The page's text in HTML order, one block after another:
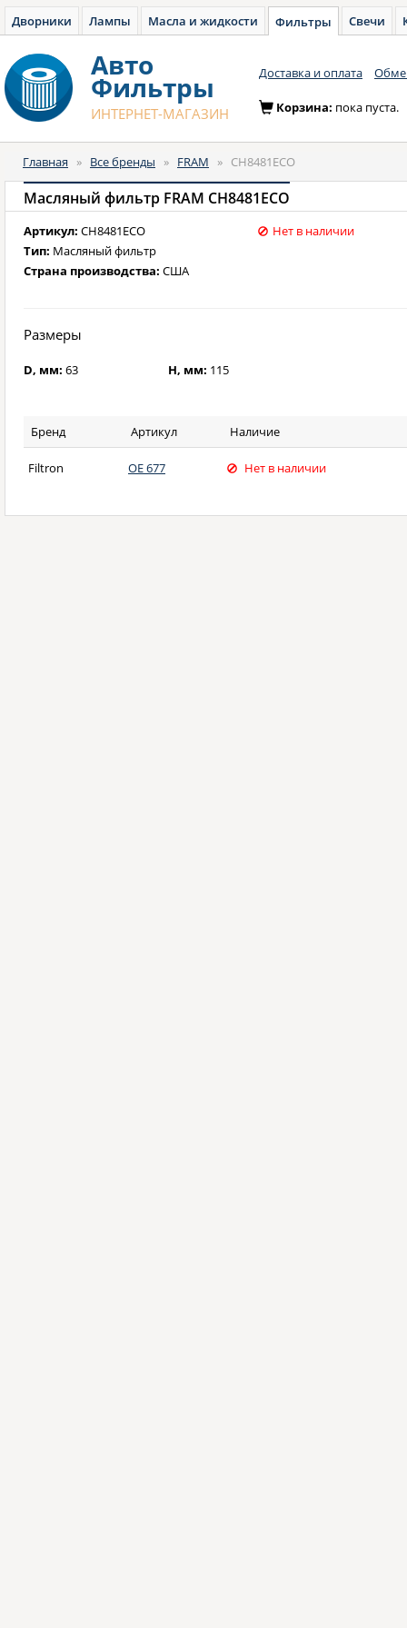
Дворники Лампы Масла и жидкости Фильтры Свечи
Авто
Фильтры
ИНТЕРНЕТ-МАГАЗИН
Доставка и оплата
Корзина: пока пуста.
Главная » Все бренды » FRAM » CH8481ECO
Масляный фильтр FRAM CH8481ECO
Артикул: CH8481ECO
Тип: Масляный фильтр
Страна производства: США
Нет в наличии
Размеры
D, мм: 63 H, мм: 115
Бренд Артикул Наличие
Filtron OE 677 Нет в наличии